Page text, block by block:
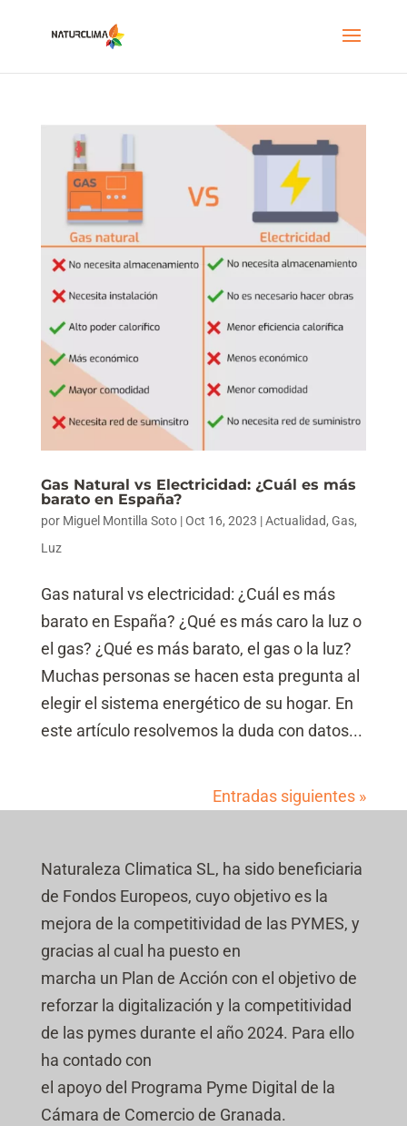
Gas Natural vs Electricidad: ¿Cuál es más
barato en España?
por Miguel Montilla Soto|Oct 16, 2023 |Actualidad, Gas,
Luz
Gas natural vs electricidad: ¿Cuál es más
barato en España? ¿Qué es más caro la luz o
el gas? ¿Qué es más barato, el gas o la luz?
Muchas personas se hacen esta pregunta al
elegir el sistema energético de su hogar. En
este artículo resolvemos la duda con datos...
Entradas siguientes »
Naturaleza Climatica SL, ha sido beneficiaria
de Fondos Europeos, cuyo objetivo es la
mejora de la competitividad de las PYMES, y
gracias al cual ha puesto en
marcha un Plan de Acción con el objetivo de
reforzar la digitalización y la competitividad
de las pymes durante el año 2024. Para ello
ha contado con
el apoyo del Programa Pyme Digital de la
Cámara de Comercio de Granada.